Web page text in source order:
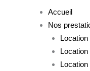
Accueil
Nos